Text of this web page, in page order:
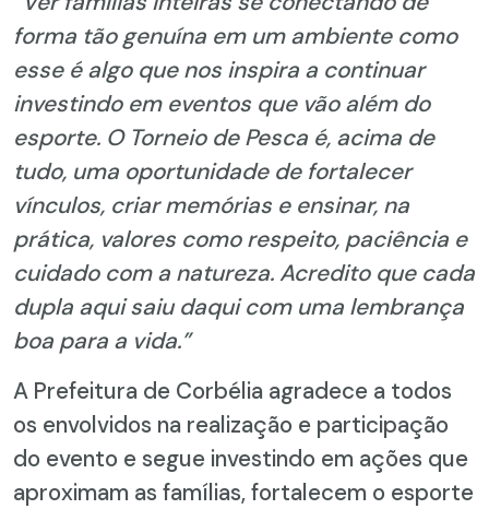
forma tão genuína em um ambiente como
esse é algo que nos inspira a continuar
investindo em eventos que vão além do
esporte. O Torneio de Pesca é, acima de
tudo, uma oportunidade de fortalecer
vínculos, criar memórias e ensinar, na
prática, valores como respeito, paciência e
cuidado com a natureza. Acredito que cada
dupla aqui saiu daqui com uma lembrança
boa para a vida.”
A Prefeitura de Corbélia agradece a todos
os envolvidos na realização e participação
do evento e segue investindo em ações que
aproximam as famílias, fortalecem o esporte